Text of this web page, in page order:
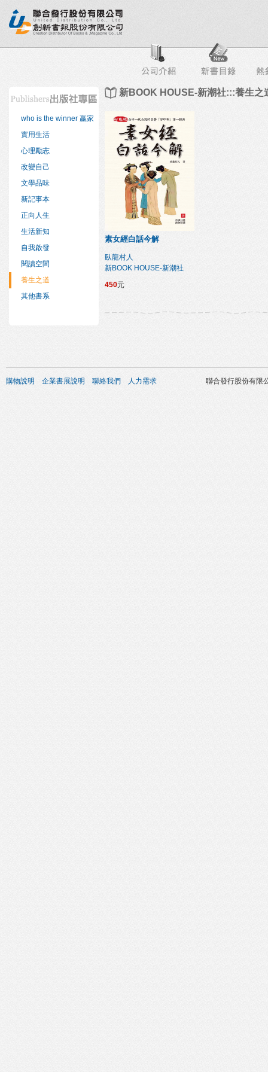
榜 出版社專區 書店專區 目錄下載 會員服務
who is the winner 贏家
實用生活
心理勵志
改變自己
文學品味
新記事本
正向人生
生活新知
自我啟發
閱讀空間
養生之道
其他書系
新BOOK HOUSE-新潮社:::養生之
素女經白話今解
臥龍村人
新BOOK HOUSE-新潮社
450元
購物說明 企業書展說明 聯絡我們 人力需求 聯合發行股份有限